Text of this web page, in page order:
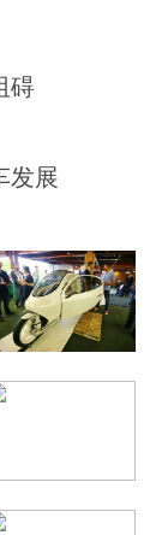
碍
发展